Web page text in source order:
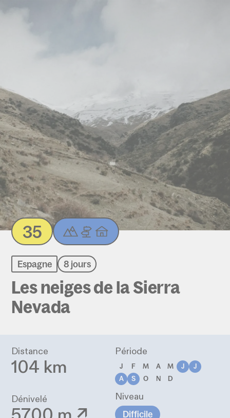
35
Espagne 8 jours
Les neiges de la Sierra
Nevada
Distance
104 km
Dénivelé
Période
J
F M A M J
J
A
S O N
D
Niveau
Difficile